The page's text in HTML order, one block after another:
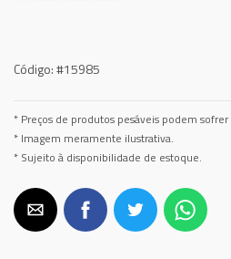
Código:#15985
* Preços de produtos pesáveis podem
* Imagem meramente ilustrativa.
* Sujeito à disponibilidade de estoque.